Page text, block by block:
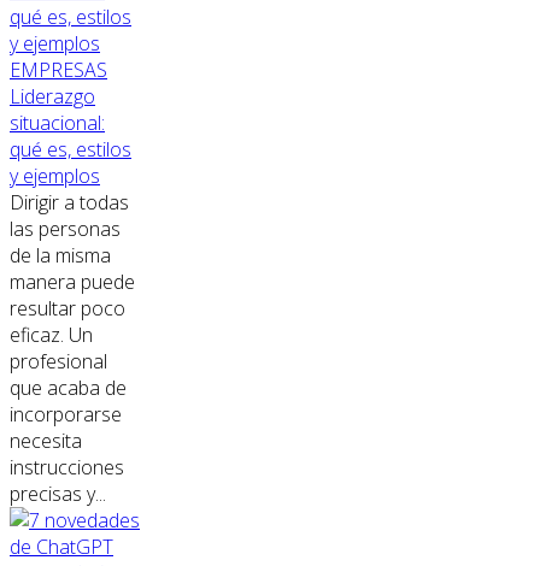
EMPRESAS
Liderazgo
situacional:
qué es, estilos
y ejemplos
Dirigir a todas
las personas
de la misma
manera puede
resultar poco
eficaz. Un
profesional
que acaba de
incorporarse
necesita
instrucciones
precisas y...